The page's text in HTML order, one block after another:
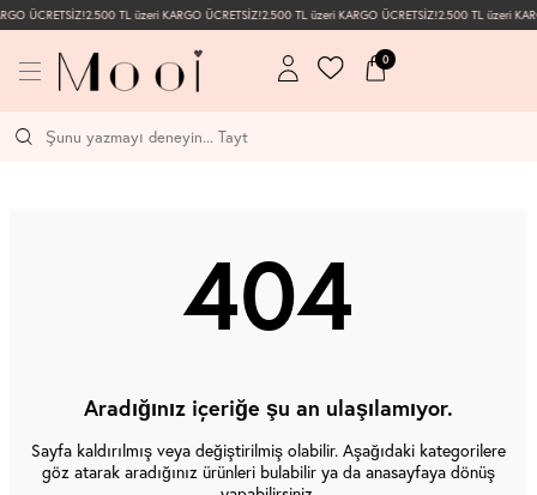
ÜCRETSİZ!2.500 TL üzeri KARGO ÜCRETSİZ!2.500 TL üzeri KARGO ÜCRETSİZ!2.500 TL üzeri
0
404
Aradığınız içeriğe şu an ulaşılamıyor.
Sayfa kaldırılmış veya değiştirilmiş olabilir. Aşağıdaki kategorilere
göz atarak aradığınız ürünleri bulabilir ya da anasayfaya dönüş